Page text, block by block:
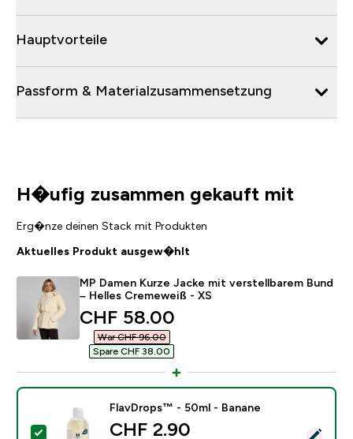
Hauptvorteile
Passform & Materialzusammensetzung
H�ufig zusammen gekauft mit
Erg�nze deinen Stack mit Produkten
Aktuelles Produkt ausgew�hlt
MP Damen Kurze Jacke mit verstellbarem Bund
– Helles Cremeweiß - XS
discounted price
CHF 58.00‎
War CHF 96.00‎
Spare CHF 38.00‎
Dieses Produkt ausw�hlen - FlavDrops™ - 50ml -
FlavDrops™ - 50ml - Banane
discounted price
CHF 2.90‎